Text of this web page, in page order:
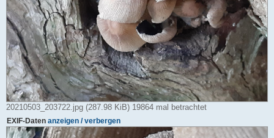
20210503_203722.jpg (287.98 KiB) 19864 mal betrachtet
EXIF-Daten anzeigen / verbergen